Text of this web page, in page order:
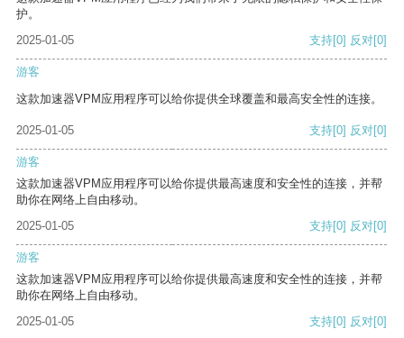
护。
2025-01-05
支持[0] 反对[0]
游客
这款加速器VPM应用程序可以给你提供全球覆盖和最高安全性的连接。
2025-01-05 支持[0] 反对[0]
游客
这款加速器VPM应用程序可以给你提供最高速度和安全性的连接，并帮
助你在网络上自由移动。
2025-01-05
支持[0] 反对[0]
游客
这款加速器VPM应用程序可以给你提供最高速度和安全性的连接，并帮
助你在网络上自由移动。
2025-01-05
支持[0] 反对[0]